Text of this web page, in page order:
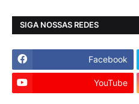
SIGA NOSSAS REDES
Facebook
YouTube